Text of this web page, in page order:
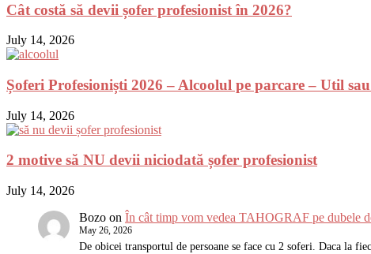
Cât costă să devii șofer profesionist în 2026?
July 14, 2026
Șoferi Profesioniști 2026 – Alcoolul pe parcare – Util
July 14, 2026
2 motive să NU devii niciodată șofer profesionist
July 14, 2026
Bozo on În cât timp vom vedea TAHOGRAF pe dubele
May 26, 2026
De obicei transportul de persoane se face cu 2 soferi. Daca la